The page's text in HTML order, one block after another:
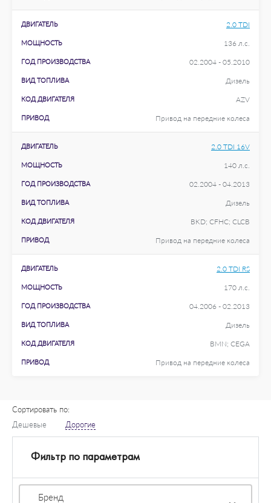
ДВИГАТЕЛЬ 2.0 TDI
МОЩНОСТЬ 136 л.с.
ГОД ПРОИЗВОДСТВА 02.2004 - 05.2010
ВИД ТОПЛИВА Дизель
КОД ДВИГАТЕЛЯ AZV
ПРИВОД Привод на передние колеса
ДВИГАТЕЛЬ 2.0 TDI 16V
МОЩНОСТЬ 140 л.с.
ГОД ПРОИЗВОДСТВА 02.2004 - 04.2013
ВИД ТОПЛИВА Дизель
КОД ДВИГАТЕЛЯ BKD; CFHC; CLCB
ПРИВОД Привод на передние колеса
ДВИГАТЕЛЬ 2.0 TDI RS
МОЩНОСТЬ 170 л.с.
ГОД ПРОИЗВОДСТВА 04.2006 - 02.2013
ВИД ТОПЛИВА Дизель
КОД ДВИГАТЕЛЯ BMN; CEGA
ПРИВОД Привод на передние колеса
Сортировать по:
Дешевые
Дорогие
Фильтр по параметрам
Бренд